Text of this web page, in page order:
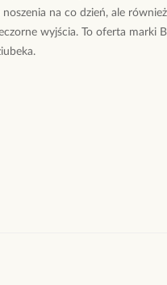
noszenia na co dzień, ale
wyjścia. To oferta marki